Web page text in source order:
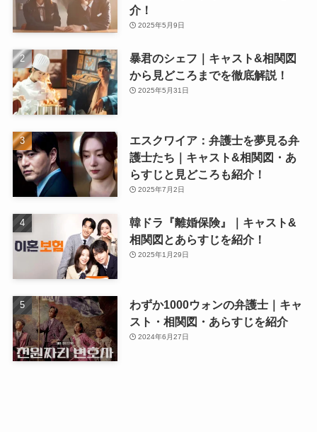
介！
2025年5月9日
暴君のシェフ｜キャスト&相関図
から見どころまでを徹底解説！
2025年5月31日
エスクワイア：弁護士を夢見る弁
護士たち｜キャスト&相関図・あ
らすじと見どころも紹介！
2025年7月2日
韓ドラ『離婚保険』｜キャスト&
相関図とあらすじを紹介！
2025年1月29日
わずか1000ウォンの弁護士｜キャ
スト・相関図・あらすじを紹介
2024年6月27日